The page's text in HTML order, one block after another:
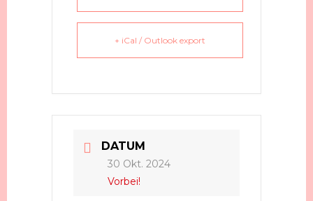
+ iCal / Outlook export
DATUM
30 Okt. 2024
Vorbei!